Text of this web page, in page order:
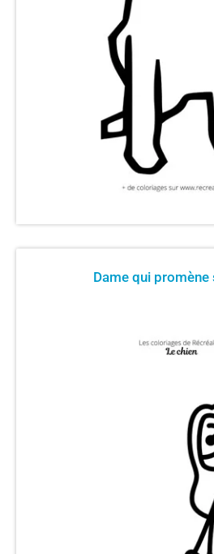
Dame qui promène